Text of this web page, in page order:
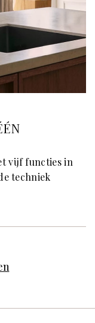
vijf functies in
techniek